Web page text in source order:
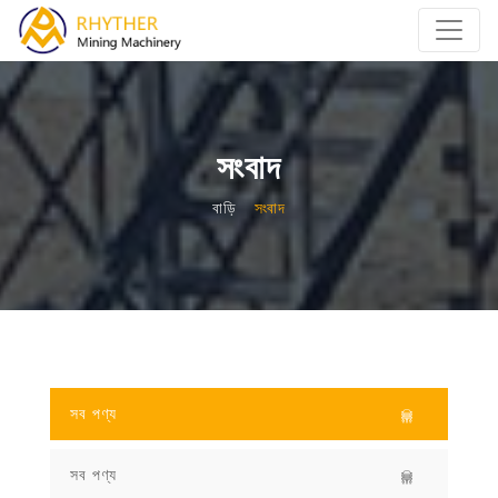
সংবাদ
বাড়ি সংবাদ
সব পণ্য
সব পণ্য